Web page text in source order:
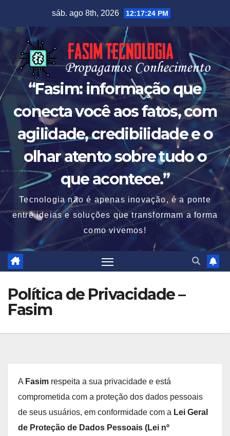
sáb. ago 8th, 2026 12:17:25 PM
“Fasim: informação que
conecta você aos fatos, com
agilidade, credibilidade e o
olhar atento sobre tudo o
que acontece.”
Tecnologia não é apenas inovação, é a ponte
entre ideias e soluções que transformam a forma
como vivemos!
Política de Privacidade –
Fasim
A Fasim respeita a sua privacidade e está
comprometida com a proteção dos dados pessoais
de seus usuários, em conformidade com a Lei Geral
de Proteção de Dados Pessoais (Lei nº